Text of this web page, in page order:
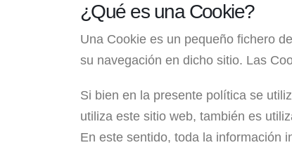
¿Qué es una Cookie?
Una Cookie es un pequeño fichero
su navegación en dicho sitio. Las
Si bien en la presente política se
utiliza este sitio web, también es
En este sentido, toda la información